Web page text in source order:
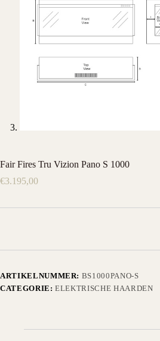
Fair Fires Tru Vizion Pano S 1000
€3.195,00
ARTIKELNUMMER: BS1000PANO-S
CATEGORIE:ELEKTRISCHE HAARDEN